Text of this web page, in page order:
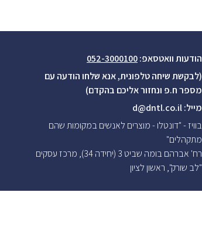
הודעות וואטסאפ:052-3000100
(לבקשת שיחה טלפונית, אנא שלחו הודעה עם
מספר ח.פ ונחזור אליכם בהקדם)
מייל:d@dntl.co.il
בוויז - "דונטלו - מוצרים לאנשים במקומות שהם
מתקהלים"
רח' אברהם בומה שביט 3 (יחידה 34), מרכז עסקים
"לב שורק", ראשון לציון